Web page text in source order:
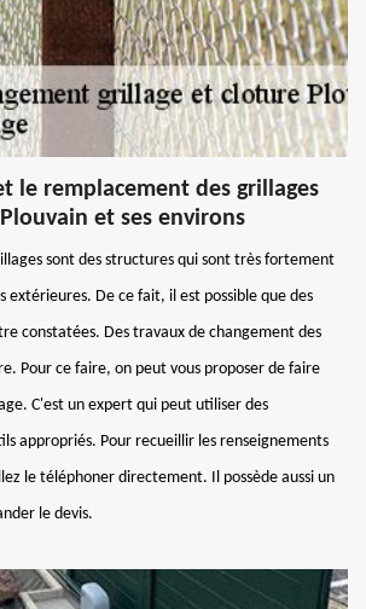
le remplacement des grillages
et ses environs
sont des structures qui sont très fortement
extérieures. De ce fait, il est possible que des
constatées. Des travaux de changement des
Pour ce faire, on peut vous proposer de faire
C'est un expert qui peut utiliser des
appropriés. Pour recueillir les renseignements
le téléphoner directement. Il possède aussi un
le devis.